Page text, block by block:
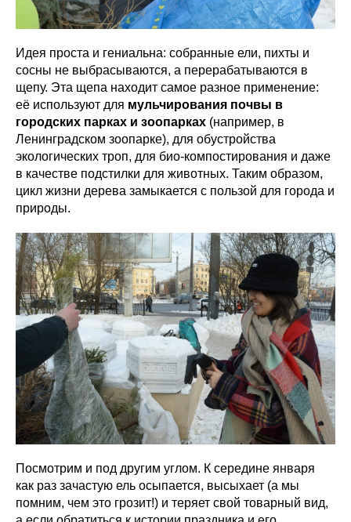
Идея проста и гениальна: собранные ели, пихты и
сосны не выбрасываются, а перерабатываются в
щепу. Эта щепа находит самое разное применение:
её используют для мульчирования почвы в
городских парках и зоопарках (например, в
Ленинградском зоопарке), для обустройства
экологических троп, для био-компостирования и даже
в качестве подстилки для животных. Таким образом,
цикл жизни дерева замыкается с пользой для города и
природы.
Посмотрим и под другим углом. К середине января
как раз зачастую ель осыпается, высыхает (а мы
помним, чем это грозит!) и теряет свой товарный вид,